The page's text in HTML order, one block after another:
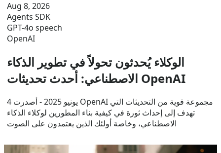
Aug 8, 2026
Agents SDK
GPT-4o speech
OpenAI
الوكلاء يُحدثون تحولاً في تطوير الذكاء
الاصطناعي: أحدث تحديثات OpenAI
4 يونيو 2025 - أصدرت OpenAI مجموعة قوية من التحديثات التي
تهدف إلى إحداث ثورة في كيفية بناء المطورين لوكلاء الذكاء
الاصطناعي، وخاصة أولئك الذين يعتمدون على الصوت